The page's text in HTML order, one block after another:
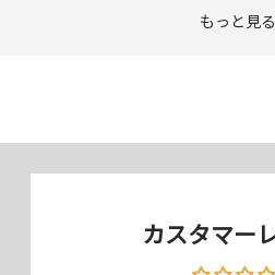
もっと見る
カスタマー